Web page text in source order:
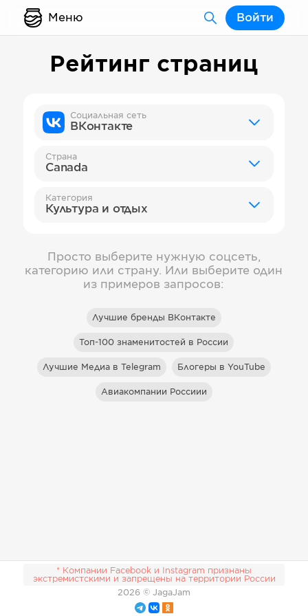
Меню Войти
Рейтинг страниц
Социальная сеть
ВКонтакте
Страна
Canada
Категория
Культура и отдых
Просто выберите нужную соцсеть,
категорию или страну. Или выберите один
из примеров запросов:
Лучшие бренды ВКонтакте
Топ-100 знаменитостей в России
Лучшие Медиа в Telegram Блогеры в YouTube
Авиакомпании Россиии
* Компании Facebook и Instagram признаны
экстремистскими и запрещены на территории России
2026 © JagaJam